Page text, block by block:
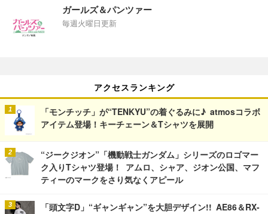
ガールズ＆パンツァー
毎週火曜日更新
アクセスランキング
「モンチッチ」が“TENKYU”の着ぐるみに♪ atmosコラボ
アイテム登場！キーチェーン＆Tシャツを展開
“ジークジオン”「機動戦士ガンダム」シリーズのロゴマー
ク入りTシャツ登場！ アムロ、シャア、ジオン公国、マフ
ティーのマークをさり気なくアピール
「頭文字D」“ギャンギャン”を大胆デザイン!! AE86＆RX-